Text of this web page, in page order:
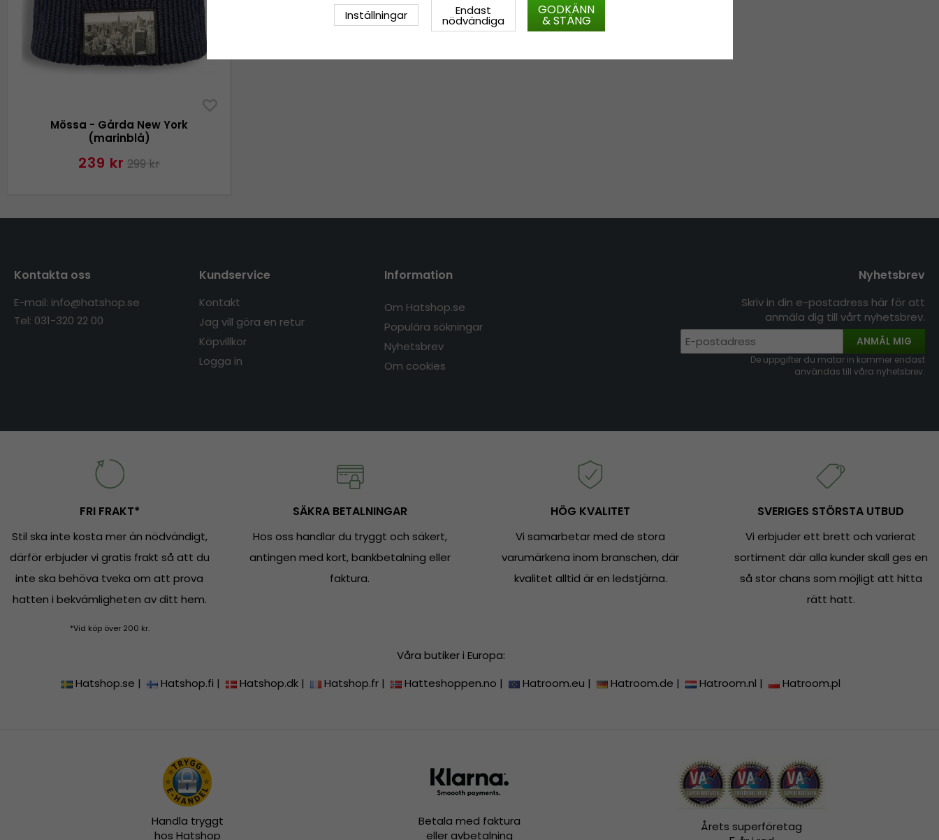
Mössa - Gårda New York
(marinblå)
239 kr 299 kr
Kontakta oss
E-mail: info@hatshop.se
Tel: 031-320 22 00
Kundservice
Kontakt
Jag vill göra en retur
Köpvillkor
Logga in
Information
Om Hatshop.se
Populära sökningar
Nyhetsbrev
Om cookies
Nyhetsbrev
Skriv in din e-postadress här för att
anmäla dig till vårt nyhetsbrev.
ANMÄL MIG
De uppgifter du matar in kommer endast
användas till våra nyhetsbrev.
FRI FRAKT*
Stil ska inte kosta mer än nödvändigt,
därför erbjuder vi gratis frakt så att du
inte ska behöva tveka om att prova
hatten i bekvämligheten av ditt hem.
*Vid köp över 200 kr.
SÄKRA BETALNINGAR
Hos oss handlar du tryggt och säkert,
antingen med kort, bankbetalning eller
faktura.
HÖG KVALITET
Vi samarbetar med de stora
varumärkena inom branschen, där
kvalitet alltid är en ledstjärna.
SVERIGES STÖRSTA UTBUD
Vi erbjuder ett brett och varierat
sortiment där alla kunder skall ges en
så stor chans som möjligt att hitta
rätt hatt.
Våra butiker i Europa:
Hatshop.se | Hatshop.fi | Hatshop.dk | Hatshop.fr | Hatteshoppen.no | Hatroom.eu | Hatroom.de | Hatroom.nl | Hatroom.pl
Handla tryggt
hos Hatshop
Betala med faktura
eller avbetalning
Årets superföretag
Inställningar Endast
nödvändiga
GODKÄNN
& STÄNG